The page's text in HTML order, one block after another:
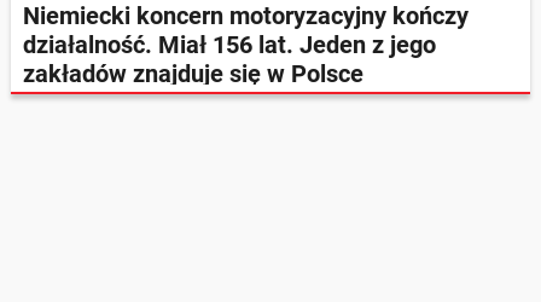
Niemiecki koncern motoryzacyjny kończy
działalność. Miał 156 lat. Jeden z jego
zakładów znajduje się w Polsce